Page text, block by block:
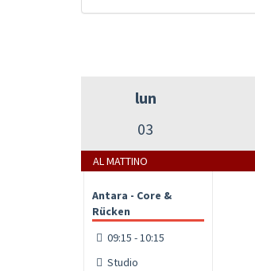
lun
03
AL MATTINO
Antara - Core &
Rücken
09:15 - 10:15
Studio